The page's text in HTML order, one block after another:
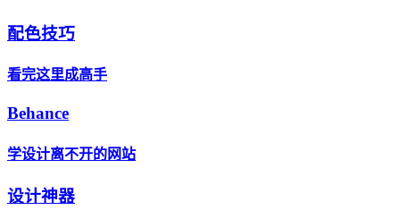
配色技巧
看完这里成高手
Behance
学设计离不开的网站
设计神器